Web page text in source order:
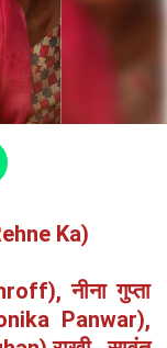
Ka)
नीना गुप्ता
Panwar),